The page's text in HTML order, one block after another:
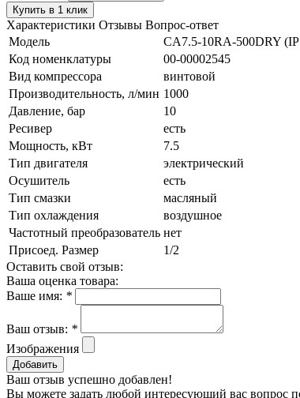
Купить в 1 клик
Характеристики Отзывы Вопрос-ответ
Модель
CA7.5-10RA-500DRY
Код номенклатуры
00-00002545
Вид компрессора
винтовой
Производительность, л/мин 1000
Давление, бар
10
Ресивер
есть
Мощность, кВт
7.5
Тип двигателя
электрический
Осушитель
есть
Тип смазки
масляный
Тип охлаждения
воздушное
Частотный преобразователь нет
Присоед. Размер
1/2
Оставить свой отзыв:
Ваша оценка товара:
Ваше имя: *
Ваш отзыв: *
Изображения
Добавить
Ваш отзыв успешно добавлен!
Вы можете задать любой интересующий вас вопрос